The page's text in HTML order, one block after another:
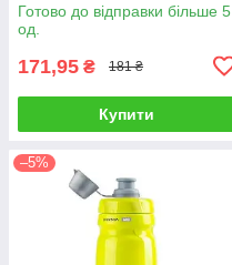
Готово до відправки більше 5
од.
171,95 ₴ 181 ₴
Купити
–5%